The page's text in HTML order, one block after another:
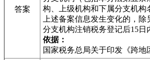
答案
构、上级机构和下属分支机构
上述备案信息发生变化的，
分支机构注销税务登记后15日
依据：
国家税务总局关于印发《跨